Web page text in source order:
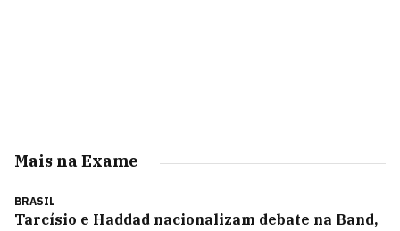
Mais na Exame
BRASIL
Tarcísio e Haddad nacionalizam debate na Band,